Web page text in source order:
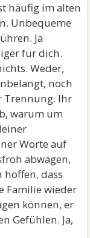
häufig im alten
Unbequeme
Ja
für dich.
Weder,
noch
Trennung. Ihr
warum um
Worte auf
abwägen,
dass
Familie wieder
können, er
Gefühlen. Ja,